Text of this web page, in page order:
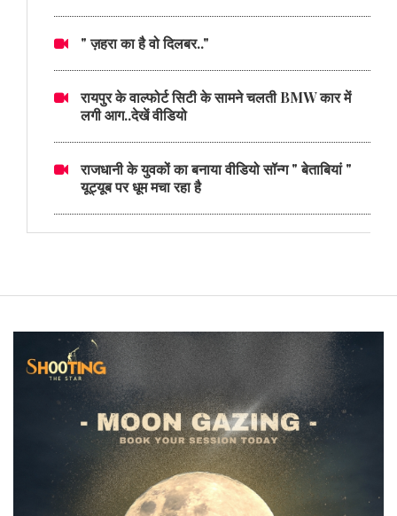
" ज़हरा का है वो दिलबर.."
रायपुर के वाल्फोर्ट सिटी के सामने चलती BMW कार में
लगी आग..देखें वीडियो
राजधानी के युवकों का बनाया वीडियो सॉन्ग " बेताबियां "
यूट्यूब पर धूम मचा रहा है